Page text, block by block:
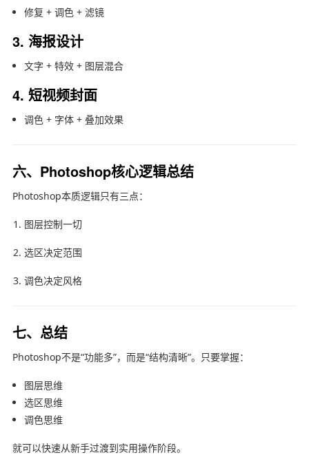
修复 + 调色 + 滤镜
3. 海报设计
文字 + 特效 + 图层混合
4. 短视频封面
调色 + 字体 + 叠加效果
六、Photoshop核心逻辑总结
Photoshop本质逻辑只有三点：
图层控制一切
选区决定范围
调色决定风格
七、总结
Photoshop不是“功能多”，而是“结构清晰”。只要掌握：
图层思维
选区思维
调色思维
就可以快速从新手过渡到实用操作阶段。